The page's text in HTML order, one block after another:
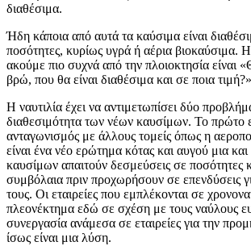
διαθέσιμα.
Ήδη κάποια από αυτά τα καύσιμα είναι
ποσότητες, κυρίως υγρά ή αέρια βιοκαύσιμα.
ακούμε πιο συχνά από την πλοιοκτησία είναι
βρώ, που θα είναι διαθέσιμα και σε ποια τιμή?»
Η ναυτιλία έχει να αντιμετωπίσει δύο
διαθεσιμότητα των νέων καυσίμων. Το πρώτο
ανταγωνισμός με άλλους τομείς όπως η
είναι ένα νέο ερώτημα κότας και αυγού μια
καυσίμων απαιτούν δεσμεύσεις σε ποσότητες
συμβόλαια πριν προχωρήσουν σε επενδύσεις
τους. Οι εταιρείες που εμπλέκονται σε
πλεονέκτημα εδώ σε σχέση με τους ναύλους
συνεργασία ανάμεσα σε εταιρείες για την
ίσως είναι μια λύση.